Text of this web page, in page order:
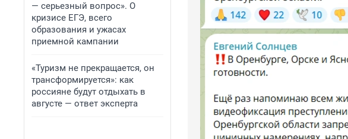
— серьезный вопрос». О
кризисе ЕГЭ, всего
образования и ужасах
приемной кампании
«Туризм не прекращается, он
трансформируется»: как
россияне будут отдыхать в
августе — ответ эксперта